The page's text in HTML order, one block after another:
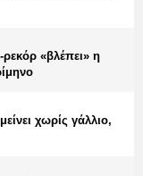
«βλέπει» η
χωρίς γάλλιο,